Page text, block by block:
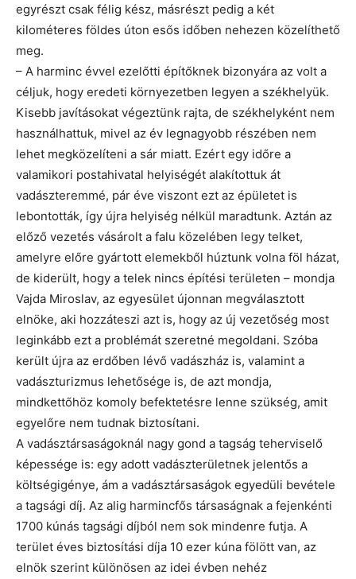
egyrészt csak félig kész, másrészt pedig a két
kilométeres földes úton esős időben nehezen közelíthető
meg.
– A harminc évvel ezelőtti építőknek bizonyára az volt a
céljuk, hogy eredeti környezetben legyen a székhelyük.
Kisebb javításokat végeztünk rajta, de székhelyként nem
használhattuk, mivel az év legnagyobb részében nem
lehet megközelíteni a sár miatt. Ezért egy időre a
valamikori postahivatal helyiségét alakítottuk át
vadászteremmé, pár éve viszont ezt az épületet is
lebontották, így újra helyiség nélkül maradtunk. Aztán az
előző vezetés vásárolt a falu közelében legy telket,
amelyre előre gyártott elemekből húztunk volna föl házat,
de kiderült, hogy a telek nincs építési területen – mondja
Vajda Miroslav, az egyesület újonnan megválasztott
elnöke, aki hozzáteszi azt is, hogy az új vezetőség most
leginkább ezt a problémát szeretné megoldani. Szóba
került újra az erdőben lévő vadászház is, valamint a
vadászturizmus lehetősége is, de azt mondja,
mindkettőhöz komoly befektetésre lenne szükség, amit
egyelőre nem tudnak biztosítani.
A vadásztársaságoknál nagy gond a tagság teherviselő
képessége is: egy adott vadászterületnek jelentős a
költségigénye, ám a vadásztársaságok egyedüli bevétele
a tagsági díj. Az alig harmincfős társaságnak a fejenkénti
1700 kúnás tagsági díjból nem sok mindenre futja. A
terület éves biztosítási díja 10 ezer kúna fölött van, az
elnök szerint különösen az idei évben nehéz